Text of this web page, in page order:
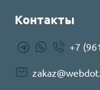
Контакты
+7